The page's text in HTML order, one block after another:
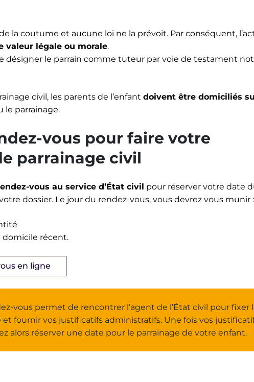
la coutume et aucune loi ne la prévoit. Par conséquent,
valeur légale ou morale.
désigner le parrain comme tuteur par voie de testament
civil, les parents de l’enfant doivent être domiciliés
le parrainage.
vous pour faire votre
parrainage civil
vous au service d’État civil pour réserver votre date
dossier. Le jour du rendez-vous, vous devrez vous munir :
domicile récent.
en ligne
vous permet de rencontrer l’agent de l’État civil pour fixer
fournir vos justificatifs administratifs. Une fois vos
alors réserver une date pour le parrainage de votre enfant.